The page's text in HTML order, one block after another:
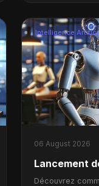
Intelligence
06 August 2026
Lancement
Découvrez